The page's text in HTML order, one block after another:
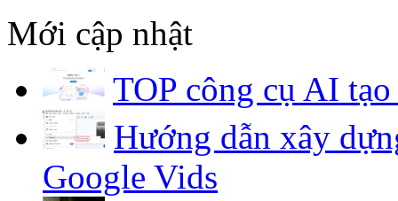
Mới cập nhật
TOP công cụ AI
Hướng dẫn xây
Google Vids